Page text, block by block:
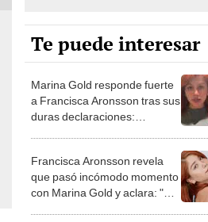
Te puede interesar
Marina Gold responde fuerte
a Francisca Aronsson tras sus
duras declaraciones:
Francisca Aronsson revela
que pasó incómodo momento
con Marina Gold y aclara: "No